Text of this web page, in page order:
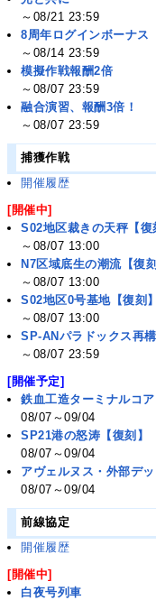
～08/21 23:59
8周年ログインボーナス
～08/14 23:59
模擬作戦報酬2倍
～08/07 23:59
融合演習、報酬3倍！
～08/07 23:59
捕獲作戦
開催履歴
[開催中]
S02地区裁きの天秤【復
～08/07 13:00
N7区域底生の潮流【復刻
～08/07 13:00
S02地区0号基地【復刻】
～08/07 13:00
SP-ANパラドックス再
～08/07 23:59
[開催予定]
鉄血工造ターミナルコア
08/07～09/04
SP21港の怒涛【復刻】
08/07～09/04
アヴェルヌス・外部デッ
08/07～09/04
前線協定
開催履歴
[開催中]
白夜号列車